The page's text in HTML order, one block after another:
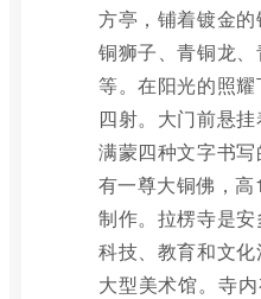
方亭，铺着镀金
铜狮子、青铜龙
等。在阳光的照
四射。大门前悬
满蒙四种文字书
有一尊大铜佛，
制作。拉楞寺是安
科技、教育和文
大型美术馆。寺